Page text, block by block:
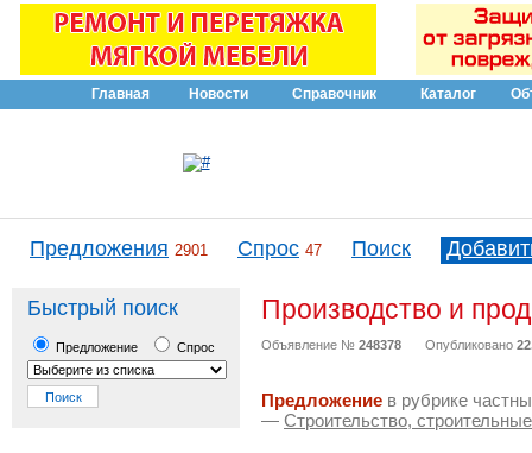
Главная Новости Справочник Каталог
Предложения 2901 Спрос 47 Поиск
Быстрый поиск
Предложение Спрос
Производство и
Объявление № 248378 Опубликовано
Предложение в рубрике
— Строительство,